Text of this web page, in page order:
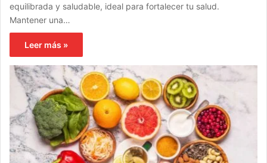
equilibrada y saludable, ideal para fortalecer tu salud.
Mantener una…
Leer más »